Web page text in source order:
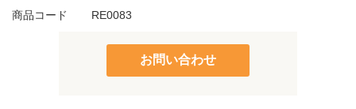
商品コード RE0083
お問い合わせ